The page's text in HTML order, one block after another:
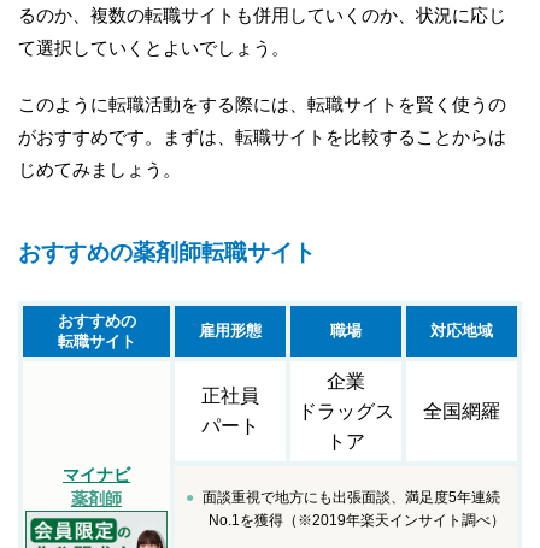
るのか、複数の転職サイトも併用していくのか、状況に応じ
て選択していくとよいでしょう。
このように転職活動をする際には、転職サイトを賢く使うの
がおすすめです。まずは、転職サイトを比較することからは
じめてみましょう。
おすすめの薬剤師転職サイト
おすすめの
転職サイト
雇用形態 職場 対応地域
マイナビ
薬剤師
正社員
パート
企業
ドラッグス
トア
全国網羅
面談重視で地方にも出張面談、満足度5年連続
No.1を獲得（※2019年楽天インサイト調べ）